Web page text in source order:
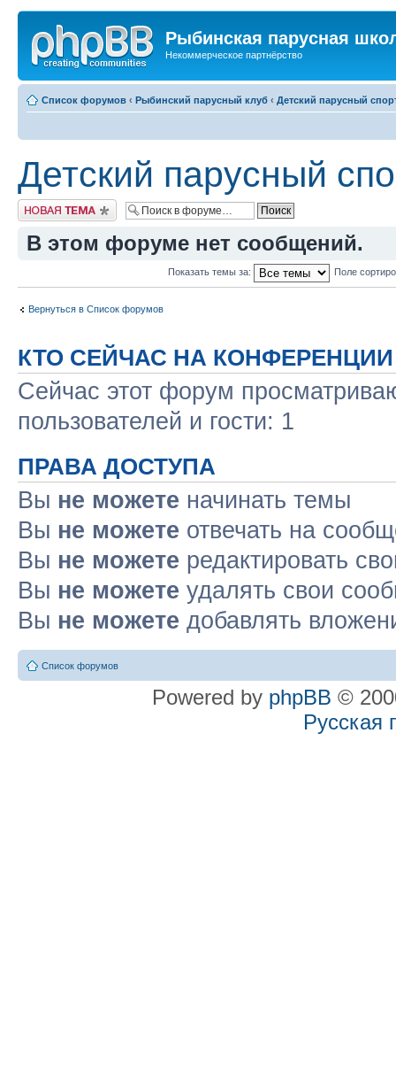
Рыбинская парусная
Некоммерческое партнёрство
Список форумов ‹ Рыбинский парусный клуб ‹ Детский парусный
Детский парусный
Новая тема
В этом форуме нет сообщений.
Показать темы за: Поле
Вернуться в Список форумов
КТО СЕЙЧАС НА КОНФЕРЕНЦИИ
Сейчас этот форум
пользователей и гости: 1
ПРАВА ДОСТУПА
Вы не можете начинать темы
Вы не можете отвечать на
Вы не можете редактировать
Вы не можете удалять свои
Вы не можете добавлять
Список форумов
Powered by phpBB ©
Русская